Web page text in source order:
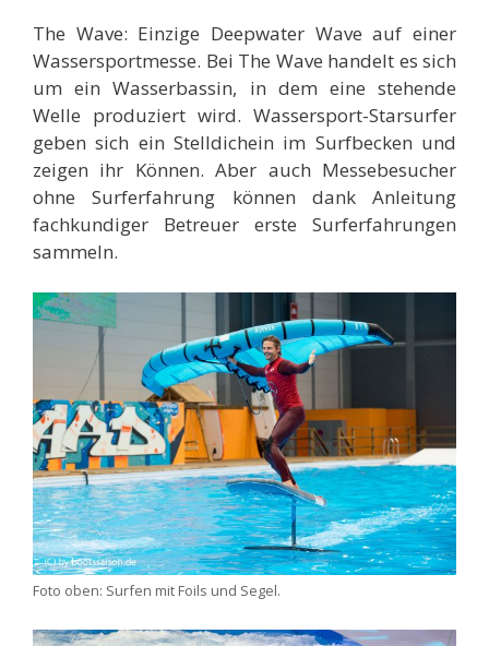
The Wave: Einzige Deepwater Wave auf einer
Wassersportmesse. Bei The Wave handelt es sich
um ein Wasserbassin, in dem eine stehende
Welle produziert wird. Wassersport-Starsurfer
geben sich ein Stelldichein im Surfbecken und
zeigen ihr Können. Aber auch Messebesucher
ohne Surferfahrung können dank Anleitung
fachkundiger Betreuer erste Surferfahrungen
sammeln.
Foto oben: Surfen mit Foils und Segel.